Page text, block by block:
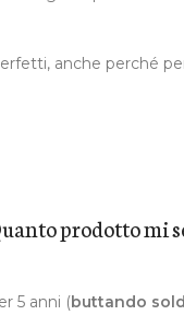
anche perché
prodotto mi
5 anni (buttando